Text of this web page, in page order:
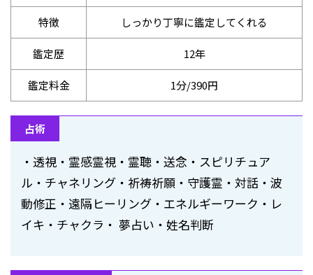
特徴 しっかり丁寧に鑑定してくれる
鑑定歴 12年
鑑定料金 1分/390円
占術
・透視・霊感霊視・霊聴・送念・スピリチュア
ル・チャネリング・祈祷祈願・守護霊・対話・波
動修正・遠隔ヒーリング・エネルギーワーク・レ
イキ・チャクラ・ 夢占い・姓名判断